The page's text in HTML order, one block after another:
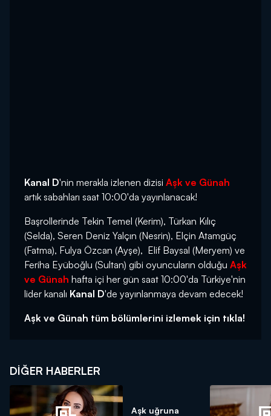
Kanal D'nin merakla izlenen dizisi Aşk ve Günah
artık sabahları saat 10:00'da yayınlanacak!
Başrollerinde Tekin Temel (Kerim), Türkan Kılıç
(Selda), Seren Deniz Yalçın (Nesrin), Elçin Atamgüç
(Fatma), Fulya Özcan (Ayşe), Elif Baysal (Meryem) ve
Feriha Eyüboğlu (Sultan) gibi oyuncuların olduğu Aşk
ve Günah hafta içi her gün saat 10:00'da Türkiye'nin
lider kanalı Kanal D'de yayınlanmaya devam edecek!
Aşk ve Günah tüm bölümlerini izlemek için tıkla!
DIĞER HABERLER
Aşk uğruna